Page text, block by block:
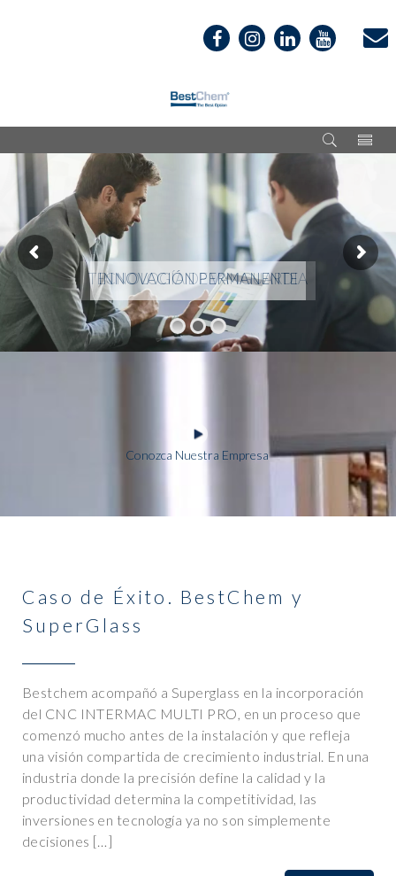
Caso de Éxito. BestChem y
SuperGlass
Bestchem acompañó a Superglass en la incorporación
del CNC INTERMAC MULTI PRO, en un proceso que
comenzó mucho antes de la instalación y que refleja
una visión compartida de crecimiento industrial. En una
industria donde la precisión define la calidad y la
productividad determina la competitividad, las
inversiones en tecnología ya no son simplemente
decisiones […]